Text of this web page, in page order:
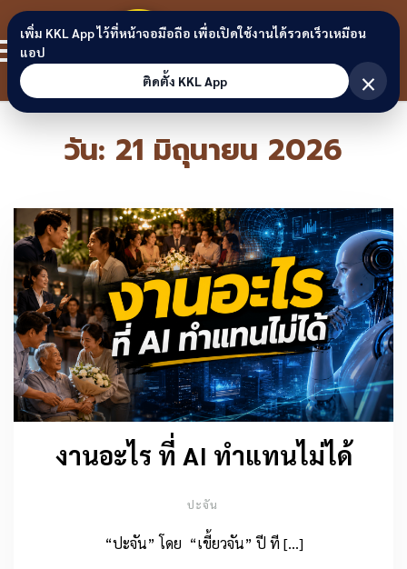
Skip to content
ขอนแก่น
ลิงก์
วัน: 21 มิถุนายน 2026
งานอะไร ที่ AI ทำแทนไม่ได้
ปะจัน
“ปะจัน” โดย “เขี้ยวจัน” ปี ที […]
เพิ่ม KKL App ไว้ที่หน้าจอมือถือ เพื่อเปิดใช้งานได้รวดเร็วเหมือน
แอป
ติดตั้ง KKL App
×